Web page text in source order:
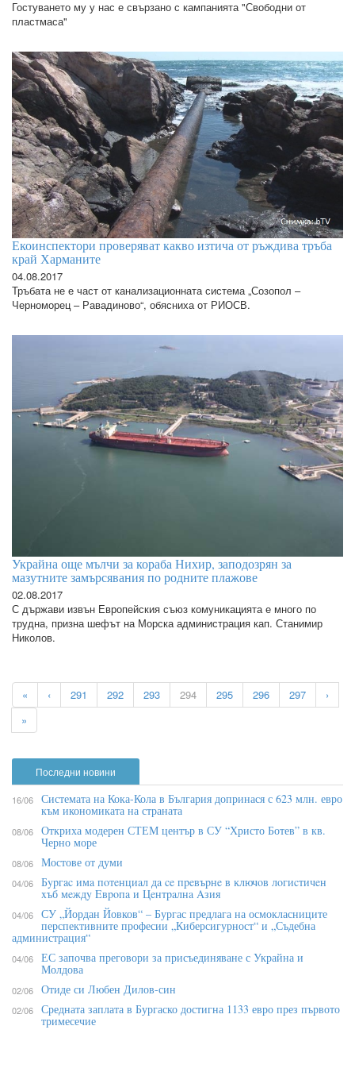
Гостуването му у нас е свързано с кампанията "Свободни от
пластмаса"
Екоинспектори проверяват какво изтича от ръждива тръба
край Харманите
04.08.2017
Тръбата не е част от канализационната система „Созопол –
Черноморец – Равадиново“, обясниха от РИОСВ.
Украйна още мълчи за кораба Нихир, заподозрян за
мазутните замърсявания по родните плажове
02.08.2017
С държави извън Европейския съюз комуникацията е много по
трудна, призна шефът на Морска администрация кап. Станимир
Николов.
« ‹ 291 292 293 294 295 296 297
›
»
Последни новини
16/06 Системата на Кока-Кола в България допринася с 623 млн. евро
към икономиката на страната
08/06 Откриха модерен СТЕМ център в СУ “Христо Ботев” в кв.
Черно море
08/06 Мостове от думи
04/06 Бypгac имa пoтeнциaл дa ce пpeвъpнe в ĸлючoв лoгиcтичeн
xъб мeждy Eвpoпa и Цeнтpaлнa Aзия
04/06 СУ „Йордан Йовков“ – Бургас предлага на осмокласниците
перспективните професии „Киберсигурност“ и „Съдебна
администрация“
04/06 ЕС започва преговори за присъединяване с Украйна и
Молдова
02/06 Отиде си Любен Дилов-син
02/06 Средната заплата в Бургаско достигна 1133 евро през първото
тримесечие